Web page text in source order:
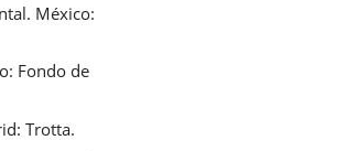
México:
Fondo de
Trotta.